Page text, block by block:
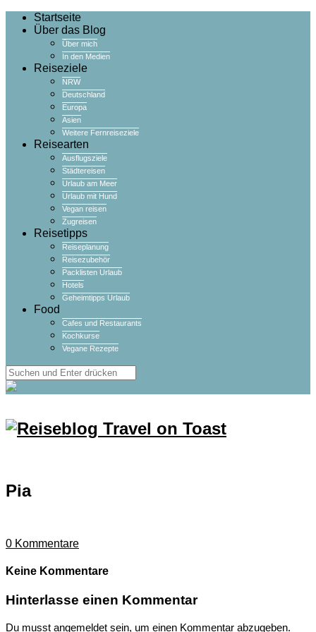
Startseite
Über das Blog
Über mich
In den Medien
Reiseziele
NRW
Deutschland
Europa
Asien
Weitere Fernreiseziele
Reisearten
Ausflugsziele
Städtereisen
Urlaub am Meer
Urlaub mit Hund
Vegan reisen
Zugreisen
Reisetipps
Reiseplanung
Reisezubehör
Packlisten Urlaub
Hotels
Geheimtipps Urlaub
Food
Cafes und Restaurants
Kochkurse
Vegane Rezepte
Pia
0 Kommentare
Keine Kommentare
Hinterlasse einen Kommentar
Du musst angemeldet sein, um einen Kommentar abzugeben.